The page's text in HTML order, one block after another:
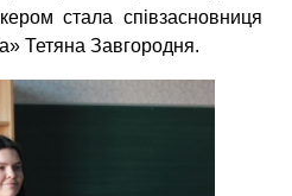
стала співзасновниця
Тетяна Завгородня.